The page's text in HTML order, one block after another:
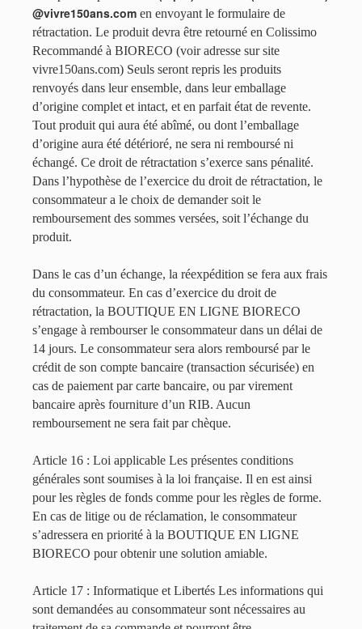
@vivre150ans.com en envoyant le formulaire de
rétractation. Le produit devra être retourné en Colissimo
Recommandé à BIORECO (voir adresse sur site
vivre150ans.com) Seuls seront repris les produits
renvoyés dans leur ensemble, dans leur emballage
d’origine complet et intact, et en parfait état de revente.
Tout produit qui aura été abîmé, ou dont l’emballage
d’origine aura été détérioré, ne sera ni remboursé ni
échangé. Ce droit de rétractation s’exerce sans pénalité.
Dans l’hypothèse de l’exercice du droit de rétractation, le
consommateur a le choix de demander soit le
remboursement des sommes versées, soit l’échange du
produit.
Dans le cas d’un échange, la réexpédition se fera aux frais
du consommateur. En cas d’exercice du droit de
rétractation, la BOUTIQUE EN LIGNE BIORECO
s’engage à rembourser le consommateur dans un délai de
14 jours. Le consommateur sera alors remboursé par le
crédit de son compte bancaire (transaction sécurisée) en
cas de paiement par carte bancaire, ou par virement
bancaire après fourniture d’un RIB. Aucun
remboursement ne sera fait par chèque.
Article 16 : Loi applicable Les présentes conditions
générales sont soumises à la loi française. Il en est ainsi
pour les règles de fonds comme pour les règles de forme.
En cas de litige ou de réclamation, le consommateur
s’adressera en priorité à la BOUTIQUE EN LIGNE
BIORECO pour obtenir une solution amiable.
Article 17 : Informatique et Libertés Les informations qui
sont demandées au consommateur sont nécessaires au